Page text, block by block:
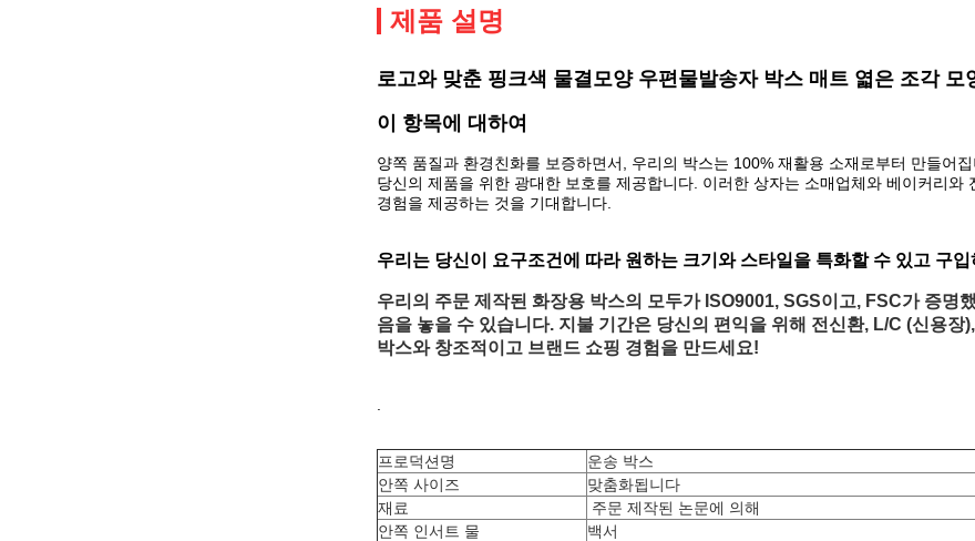
제품 설명
로고와 맞춘 핑크색 물결모양 우편물발송자 박스 매트 엷은 조각 모
이 항목에 대하여
양쪽 품질과 환경친화를 보증하면서, 우리의 박스는 100% 재활용 소재로부터 만들어
당신의 제품을 위한 광대한 보호를 제공합니다. 이러한 상자는 소매업체와 베이커리
경험을 제공하는 것을 기대합니다.
우리는 당신이 요구조건에 따라 원하는 크기와 스타일을 특화할 수 있고 구입
우리의 주문 제작된 화장용 박스의 모두가 ISO9001, SGS이고, FSC가 증명
음을 놓을 수 있습니다. 지불 기간은 당신의 편익을 위해 전신환, L/C (신용
박스와 창조적이고 브랜드 쇼핑 경험을 만드세요!
프로덕션명
운송 박스
안쪽 사이즈
맞춤화됩니다
재료
주문 제작된 논문에 의해
안쪽 인서트 물
백서